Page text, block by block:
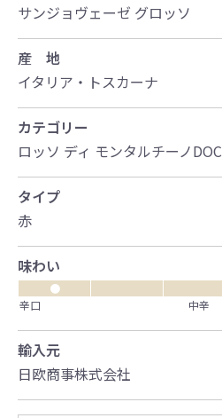
サンジョヴェーゼ グロッソ
産 地
イタリア・トスカーナ
カテゴリー
ロッソ ディ モンタルチーノDOC
タイプ
赤
味わい
●
辛口
中辛
輸入元
日欧商事株式会社